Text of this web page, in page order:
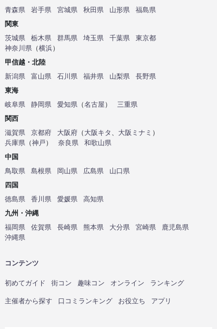
青森県
岩手県 宮城県 秋田県 山形県
福島県
関東
茨城県
栃木県 群馬県 埼玉県 千葉県
東京都
神奈川県 （横浜）
甲信越・北陸
新潟県
富山県 石川県 福井県 山梨県
長野県
東海
岐阜県
静岡県 愛知県 （名古屋）
三重県
関西
滋賀県
京都府 大阪府 （大阪キタ 大阪ミナミ ）
兵庫県 （神戸） 奈良県
和歌山県
中国
鳥取県
島根県 岡山県 広島県
山口県
四国
徳島県
香川県 愛媛県
高知県
九州・沖縄
福岡県
佐賀県 長崎県 熊本県 大分県 宮崎県
鹿児島県
沖縄県
コンテンツ
初めてガイド 街コン 趣味コン オンライン ランキング
主催者から探す 口コミランキング お役立ち アプリ